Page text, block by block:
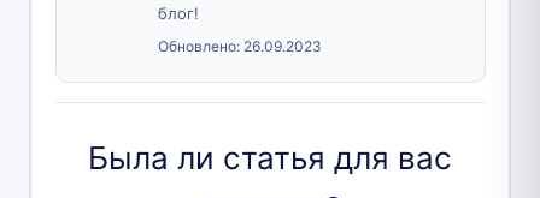
блог!
Обновлено: 26.09.2023
Была ли статья для вас